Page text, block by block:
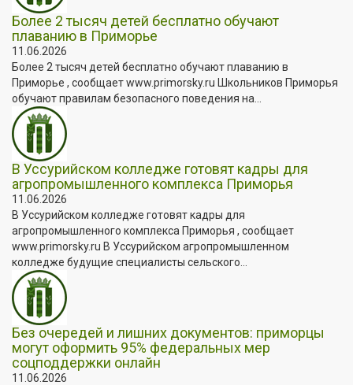
Более 2 тысяч детей бесплатно обучают
плаванию в Приморье
11.06.2026
Более 2 тысяч детей бесплатно обучают плаванию в
Приморье , сообщает www.primorsky.ru Школьников Приморья
обучают правилам безопасного поведения на...
В Уссурийском колледже готовят кадры для
агропромышленного комплекса Приморья
11.06.2026
В Уссурийском колледже готовят кадры для
агропромышленного комплекса Приморья , сообщает
www.primorsky.ru В Уссурийском агропромышленном
колледже будущие специалисты сельского...
Без очередей и лишних документов: приморцы
могут оформить 95% федеральных мер
соцподдержки онлайн
11.06.2026